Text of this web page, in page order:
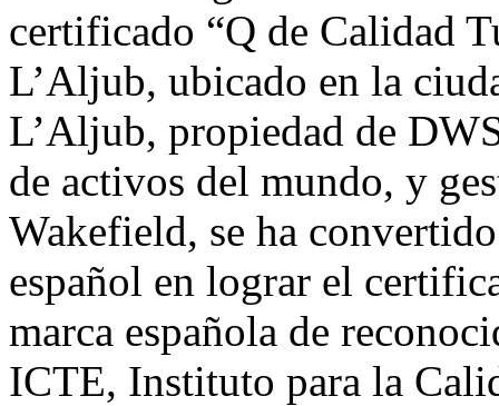
certificado “Q de Calidad
L’Aljub, ubicado en la
L’Aljub, propiedad de
de activos del mundo, y
Wakefield, se ha
español en lograr el
marca española de
ICTE, Instituto para la